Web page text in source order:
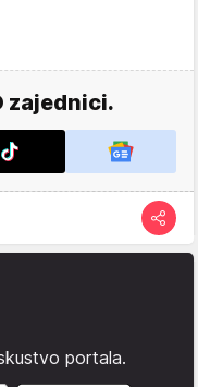
zajednici.
portala.